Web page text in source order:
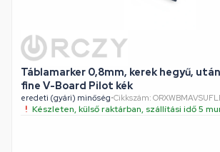
Táblamarker 0,8mm, kerek hegyű,
fine V-Board Pilot kék
eredeti (gyári) minőség•Cikkszám:
Készleten, külső raktárban, szállítási idő 5